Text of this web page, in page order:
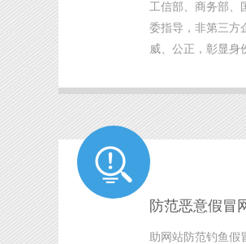
工信部、商务部、
委指导，非第三方
威、公正，彰显身
防范恶意假冒
助网站防范钓鱼假